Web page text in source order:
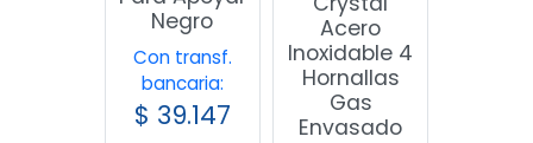
Negro
Con transf.
bancaria:
$ 39.147
Acero
Inoxidable 4
Hornallas
Gas
Envasado